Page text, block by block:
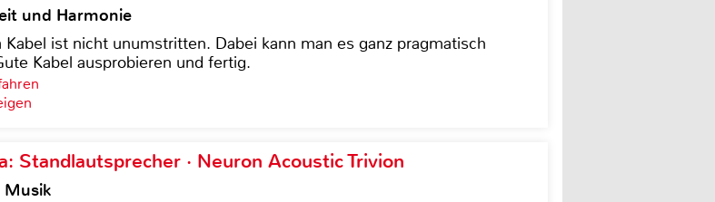
und Harmonie
Kabel ist nicht unumstritten. Dabei kann man es ganz pragmatisch
Kabel ausprobieren und fertig.
Standlautsprecher · Neuron Acoustic Trivion
Musik